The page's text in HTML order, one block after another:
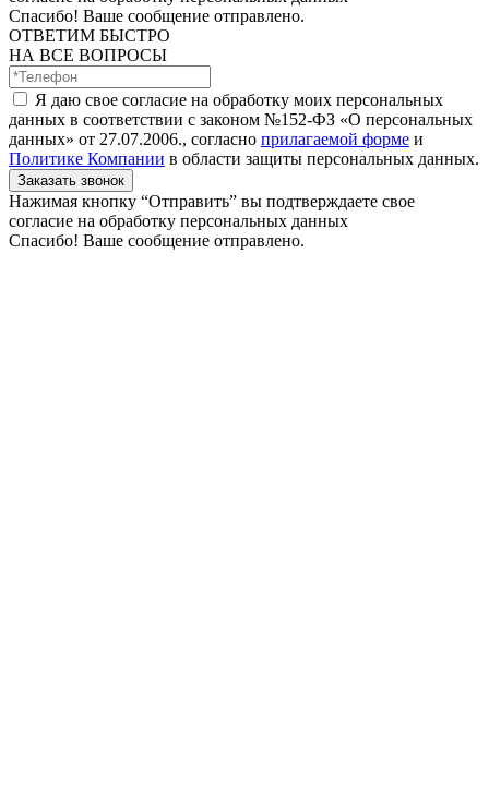
Спасибо! Ваше сообщение отправлено.
ОТВЕТИМ БЫСТРО
НА ВСЕ ВОПРОСЫ
Я даю свое согласие на обработку моих персональных
данных в соответствии с законом №152-ФЗ «О персональных
данных» от 27.07.2006., согласно прилагаемой форме и
Политике Компании в области защиты персональных данных.
Заказать звонок
Нажимая кнопку “Отправить” вы подтверждаете свое
согласие на обработку персональных данных
Спасибо! Ваше сообщение отправлено.